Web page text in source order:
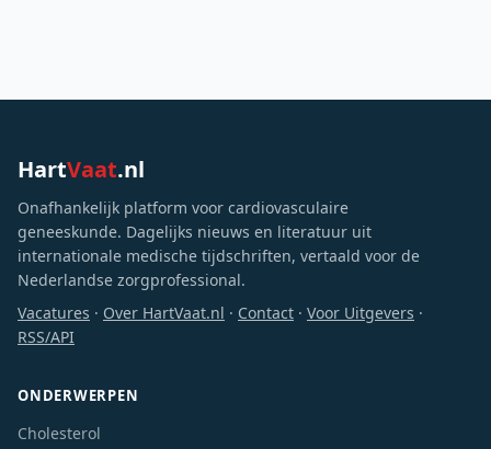
HartVaat.nl
Onafhankelijk platform voor cardiovasculaire
geneeskunde. Dagelijks nieuws en literatuur uit
internationale medische tijdschriften, vertaald voor de
Nederlandse zorgprofessional.
Vacatures · Over HartVaat.nl · Contact · Voor Uitgevers ·
RSS/API
ONDERWERPEN
Cholesterol